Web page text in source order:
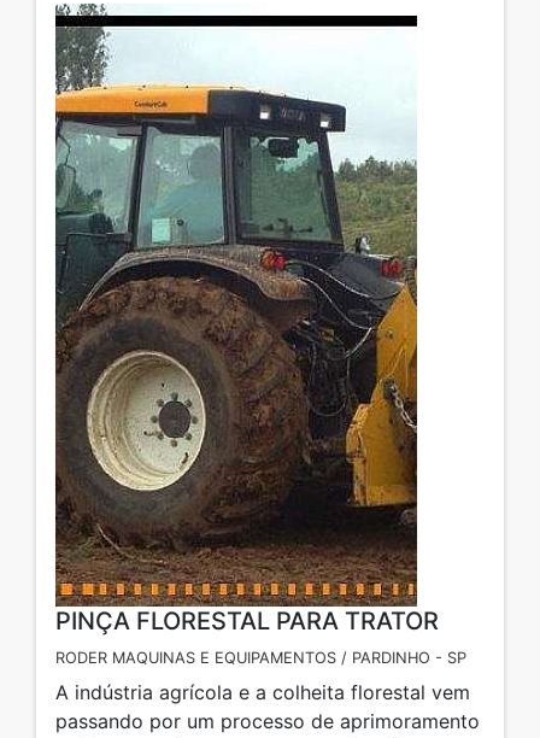
PINÇA FLORESTAL PARA TRATOR
RODER MAQUINAS E EQUIPAMENTOS / PARDINHO - SP
A indústria agrícola e a colheita florestal vem
passando por um processo de aprimoramento